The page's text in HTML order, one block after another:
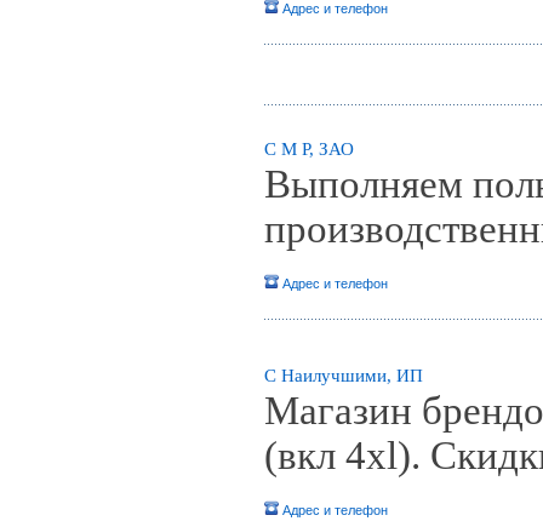
Адрес и телефон
С М Р, ЗАО
Выполняем
Адрес и телефон
С Наилучшими, ИП
Магазин
(вкл 4xl).
Адрес и телефон